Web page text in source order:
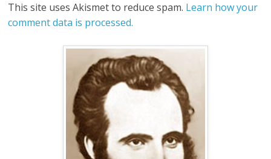
This site uses Akismet to reduce spam. Learn how your
comment data is processed.